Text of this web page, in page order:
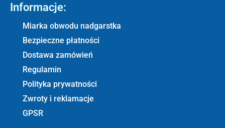
Informacje:
Miarka obwodu nadgarstka
Bezpieczne płatności
Dostawa zamówień
Regulamin
Polityka prywatności
Zwroty i reklamacje
GPSR